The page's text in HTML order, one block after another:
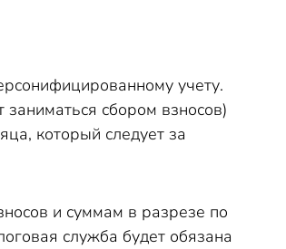
учету.
сбором взносов)
который следует за
и суммам в разрезе по
служба будет обязана